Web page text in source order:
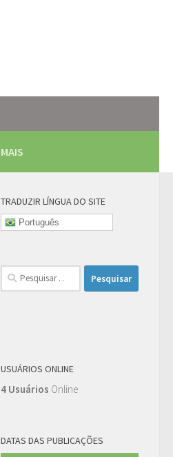
MAIS
TRADUZIR LÍNGUA DO SITE
Português
Pesquisar
por:
USUÁRIOS ONLINE
4 Usuários Online
DATAS DAS PUBLICAÇÕES